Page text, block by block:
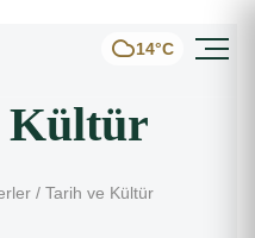
14°C
Kültür
/ Tarih ve Kültür